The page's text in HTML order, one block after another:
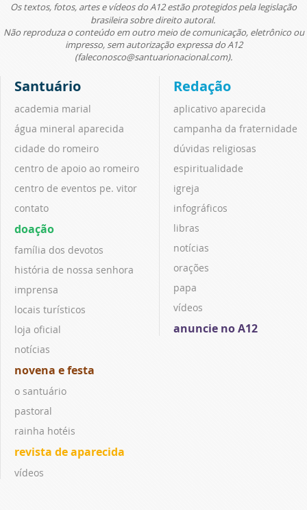
Os textos, fotos, artes e vídeos do A12 estão protegidos pela legislação
brasileira sobre direito autoral.
Não reproduza o conteúdo em outro meio de comunicação, eletrônico ou
impresso, sem autorização expressa do A12
(faleconosco@santuarionacional.com).
Santuário
academia marial
água mineral aparecida
cidade do romeiro
centro de apoio ao romeiro
centro de eventos pe. vitor
contato
doação
família dos devotos
história de nossa senhora
imprensa
locais turísticos
loja oficial
notícias
novena e festa
o santuário
pastoral
rainha hotéis
revista de aparecida
vídeos
Redação
aplicativo aparecida
campanha da fraternidade
dúvidas religiosas
espiritualidade
igreja
infográficos
libras
notícias
orações
papa
vídeos
anuncie no A12